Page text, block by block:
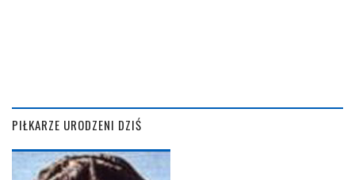
PIŁKARZE URODZENI DZIŚ